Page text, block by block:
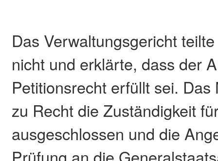
Das Verwaltungsgericht
nicht und erklärte, dass der
Petitionsrecht erfüllt sei.
zu Recht die Zuständigkeit
ausgeschlossen und die